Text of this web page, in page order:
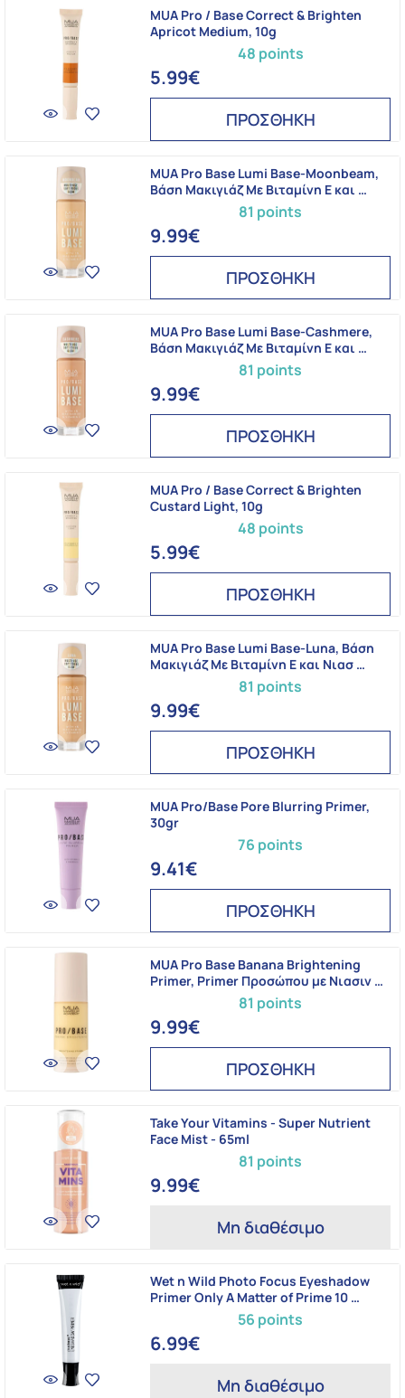
48 points
MUA Pro / Base Correct & Brighten
Apricot Medium, 10g
5.99€
ΠΡΟΣΘΗΚΗ
81 points
MUA Pro Base Lumi Base-Moonbeam,
Βάση Μακιγιάζ Mε Βιταμίνη E και …
9.99€
ΠΡΟΣΘΗΚΗ
81 points
MUA Pro Base Lumi Base-Cashmere,
Βάση Μακιγιάζ Mε Βιταμίνη E και …
9.99€
ΠΡΟΣΘΗΚΗ
48 points
MUA Pro / Base Correct & Brighten
Custard Light, 10g
5.99€
ΠΡΟΣΘΗΚΗ
81 points
MUA Pro Base Lumi Base-Luna, Βάση
Μακιγιάζ Mε Βιταμίνη E και Νιασ …
9.99€
ΠΡΟΣΘΗΚΗ
76 points
MUA Pro/Base Pore Blurring Primer,
30gr
9.41€
ΠΡΟΣΘΗΚΗ
81 points
MUA Pro Base Banana Brightening
Primer, Primer Προσώπου με Νιασιν …
9.99€
ΠΡΟΣΘΗΚΗ
81 points
Take Your Vitamins - Super Nutrient
Face Mist - 65ml
9.99€
Μη διαθέσιμο
56 points
Wet n Wild Photo Focus Eyeshadow
Primer Only A Matter of Prime 10 …
6.99€
Μη διαθέσιμο